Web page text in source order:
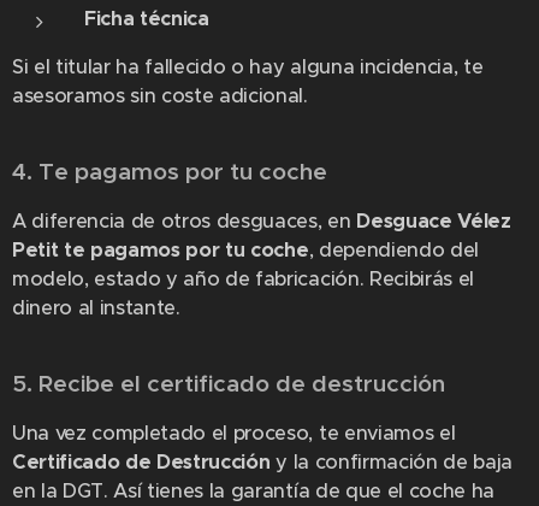
Ficha técnica
Si el titular ha fallecido o hay alguna incidencia, te
asesoramos sin coste adicional.
4. Te pagamos por tu coche
A diferencia de otros desguaces, en Desguace Vélez
Petit te pagamos por tu coche, dependiendo del
modelo, estado y año de fabricación. Recibirás el
dinero al instante.
5. Recibe el certificado de destrucción
Una vez completado el proceso, te enviamos el
Certificado de Destrucción y la confirmación de baja
en la DGT. Así tienes la garantía de que el coche ha